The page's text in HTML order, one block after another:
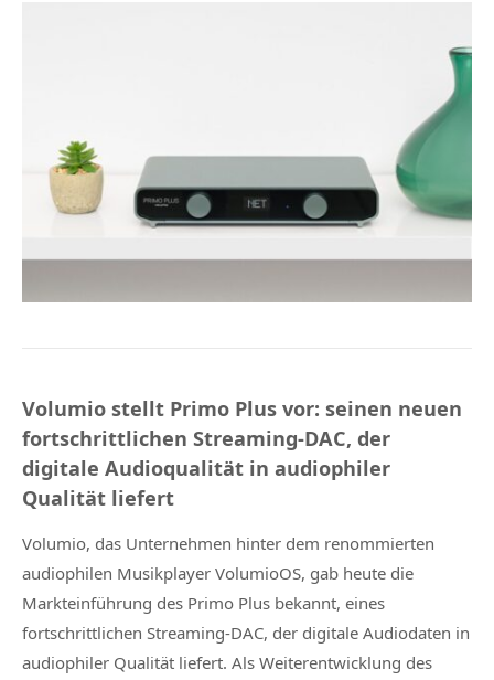
Volumio stellt Primo Plus vor: seinen neuen
fortschrittlichen Streaming-DAC, der
digitale Audioqualität in audiophiler
Qualität liefert
Volumio, das Unternehmen hinter dem renommierten
audiophilen Musikplayer VolumioOS, gab heute die
Markteinführung des Primo Plus bekannt, eines
fortschrittlichen Streaming-DAC, der digitale Audiodaten in
audiophiler Qualität liefert. Als Weiterentwicklung des